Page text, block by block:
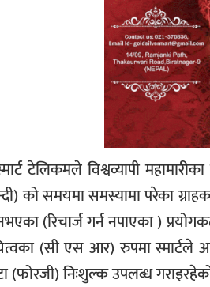
टेलिकमले विश्वव्यापी
को समयमा समस्यामा परेका
(रिचार्ज गर्न नपाएका )
(सी एस आर) रुपमा स्मार्टले
(फोरजी) निःशुल्क उपलब्ध